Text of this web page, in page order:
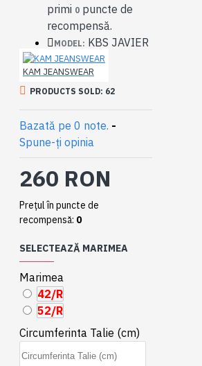
primi 0 puncte de
recompensă.
MODEL: KBS JAVIER
KAM JEANSWEAR
PRODUCTS SOLD: 62
Bazată pe 0 note. -
Spune-ţi opinia
260 RON
Preţul în puncte de
recompensă: 0
SELECTEAZĂ MARIMEA
Marimea
42/R
52/R
Circumferinta Talie (cm)